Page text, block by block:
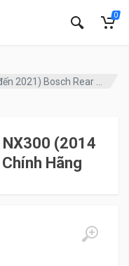
0
NX300 (2014
Hãng